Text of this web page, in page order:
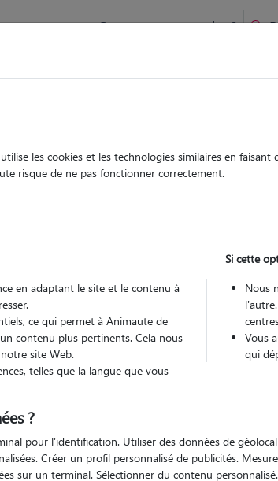
Comment ça marche ?
idéal !
chez
chez
les cookies et les technologies similaires en
risque de ne pas fonctionner correctement.
en adaptant le site et le contenu à
ce qui permet à Animaute de
contenu plus pertinents. Cela nous
site Web.
telles que la langue que vous
Si cette
Nous
Vous
qui
?
pour l'identification. Utiliser des données de
Créer un profil personnalisé de publicités.
sur un terminal. Sélectionner du contenu